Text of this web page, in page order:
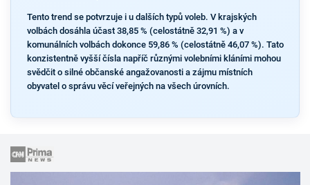
Tento trend se potvrzuje i u dalších typů voleb. V krajských
volbách dosáhla účast 38,85 % (celostátně 32,91 %) a v
komunálních volbách dokonce 59,86 % (celostátně 46,07 %). Tato
konzistentně vyšší čísla napříč různými volebními kláními mohou
svědčit o silné občanské angažovanosti a zájmu místních
obyvatel o správu věcí veřejných na všech úrovních.